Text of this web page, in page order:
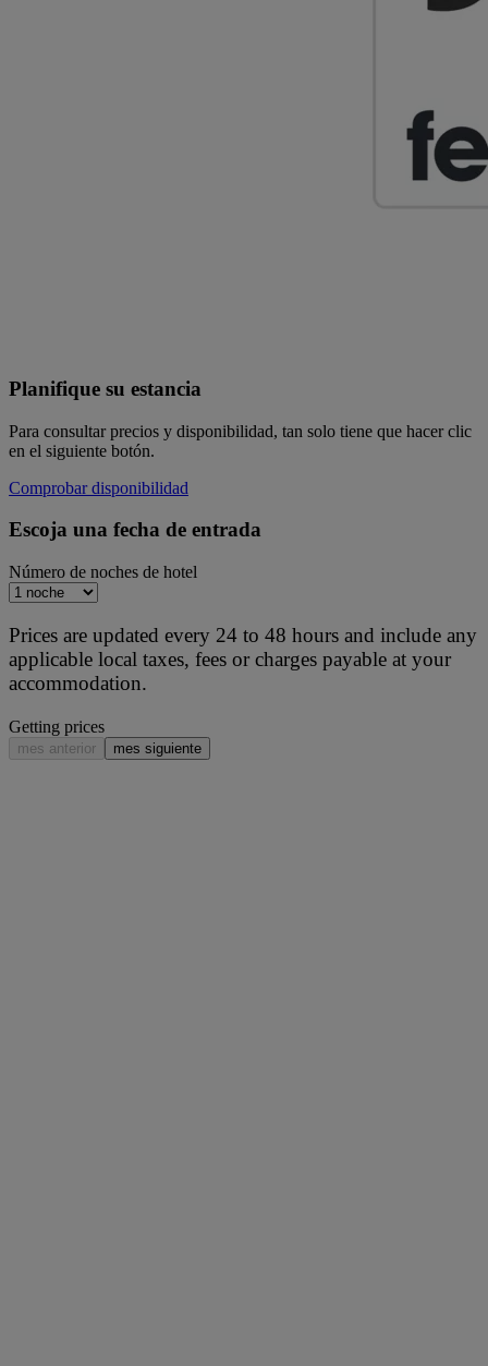
Planifique su estancia
Para consultar precios y disponibilidad, tan solo tiene que hacer clic
en el siguiente botón.
Comprobar disponibilidad
Escoja una fecha de entrada
Número de noches de hotel
Prices are updated every 24 to 48 hours and include any
applicable local taxes, fees or charges payable at your
accommodation.
Getting prices
mes anterior mes siguiente